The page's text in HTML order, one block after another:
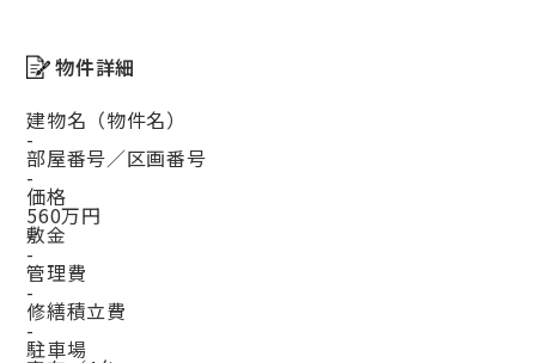
物件詳細
建物名（物件名）
-
部屋番号／区画番号
-
価格
560万円
敷金
-
管理費
-
修繕積立費
-
駐車場